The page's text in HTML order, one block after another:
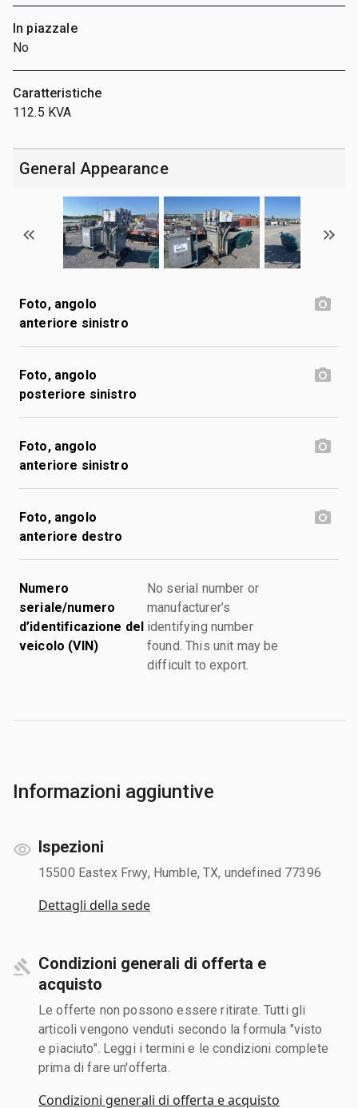
In piazzale
No
Caratteristiche
112.5 KVA
General Appearance
Foto, angolo
anteriore sinistro
Foto, angolo
posteriore sinistro
Foto, angolo
anteriore sinistro
Foto, angolo
anteriore destro
Numero
seriale/numero
d’identificazione del
veicolo (VIN)
No serial number or
manufacturer’s
identifying number
found. This unit may be
difficult to export.
Informazioni aggiuntive
Ispezioni
15500 Eastex Frwy, Humble, TX, undefined 77396
Dettagli della sede
Condizioni generali di offerta e
acquisto
Le offerte non possono essere ritirate. Tutti gli
articoli vengono venduti secondo la formula "visto
e piaciuto". Leggi i termini e le condizioni complete
prima di fare un'offerta.
Condizioni generali di offerta e acquisto